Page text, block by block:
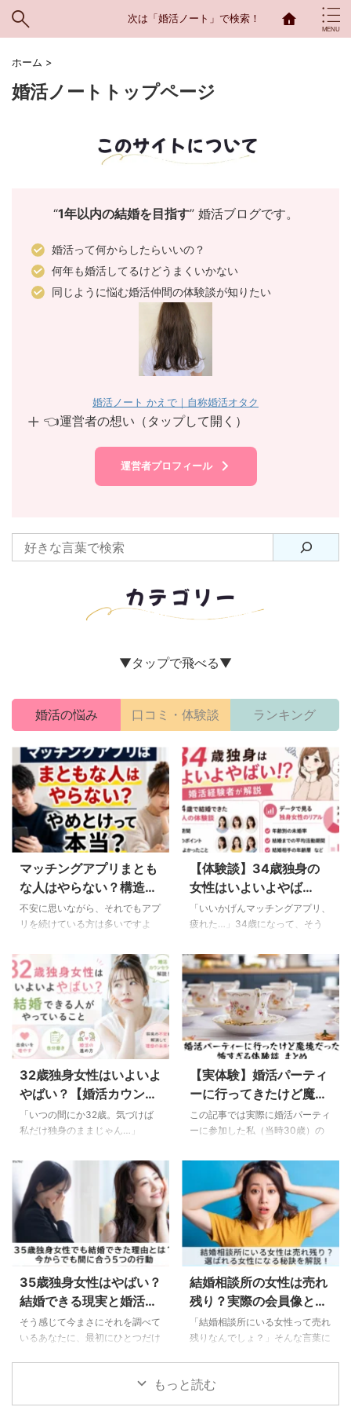
次は「婚活ノート」で検索！
ホーム >
婚活ノートトップページ
“1年以内の結婚を目指す” 婚活ブログです。
婚活って何からしたらいいの？
何年も婚活してるけどうまくいかない
同じように悩む婚活仲間の体験談が知りたい
婚活ノート かえで｜自称婚活オタク
👈運営者の想い（タップして開く）
運営者プロフィール
▼タップで飛べる▼
婚活の悩み 口コミ・体験談 ランキング
マッチングアプリまとも
な人はやらない？構造的
な理由と正しい婚活方法
を婚活カウンセラーが解
不安に思いながら、それでもアプ
リを続けている方は多いですよ
たり、プロフィールと全然違う人
に会ってがっかりしたり、やっと
マッチングしたと思ったら突然ブ
ロックされたり。 結論、目的が
恋愛や遊びではなく結婚なら結婚
相談所が断然おすすめです。独身
証明、収入証明などの本人確認が
人を最初から避けることができま
す。 マッチングアプリまともな
人はやらないってマジ？ 結論か
ら言います。「マッチングアプリ
本当で半分ウソ。あいまいな言い
方 …
【体験談】34歳独身の
女性はいよいよやば
い！？結婚できたコツを
婚活経験者が解説
「いいかげんマッチングアプリ、
疲れた…」34歳になって、そう
ねを送って、やっとマッチングし
たと思ったら既読スルー。デート
した相手はプロフィールと全然違
う。真剣に付き合い始めたら「結
婚はまだ考えてない」と言われ
る。 そんな経験を繰り返しなが
ら、気づいたら34歳になってし
まった。 この記事では3年間マッ
チングアプリで婚活後、結婚相談
所で半年で成婚できた私の体験談
を交えて短期間で結婚するための
コツをお伝えします。 34歳独身
本当の理由 この記事でわかる …
32歳独身女性はいよいよ
やばい？【婚活カウンセ
ラーが解説】結婚できる
人がやっていること
「いつの間にか32歳。気づけば
私だけ独身のままじゃん…」
んの写真が並んで、焦りを感じて
このページにたどり着いてくれた
のだと思います。わかります。す
ごくわかります！私自身も「この
ままじゃやばい」って不安で検索
しまくっていた時期がありまし
た。 結論、32歳はまだ全然間に
方」で動かないと、じわじわ取り
返しのつかない状態になっていく
のも事実。 32歳独身が「いよい
よやばい」と言われる本当の理由
となく思っているだけでは …
【実体験】婚活パーティ
ーに行ってきたけど魔境
だった…怖過ぎる30代女
性の体験談
この記事では実際に婚活パーティ
ーに参加した私（当時30歳）の
マッチング後家までついてきた、
やり逃げ、マルチ商法男などいろ
んな人がいました…。 ＼3年間婚
活で苦労した私がたどり着いた結
論／ 【悲報】婚活パーティーに
行ってきたけど魔境だった 「婚
活パーティーに行ってきたけど魔
お話します。 街コンやマッチン
グアプリで出会えなくて、婚活パ
ーティーに勇気を出して1人で参
加してみることにしました。 参
25歳以上40歳未満、収入 …
35歳独身女性はやばい？
結婚できる現実と婚活で
逆転する方法
そう感じて今まさにそれを調べて
いるあなたに、最初にひとつだけ
ないわけではありません。 確か
結婚相談所の女性は売れ
残り？実際の会員像と選
ばれる女性になる秘訣を
解説！
「結婚相談所にいる女性って売れ
残りなんでしょ？」そんな言葉に
の記事では、結婚相談所のリアル
もっと読む